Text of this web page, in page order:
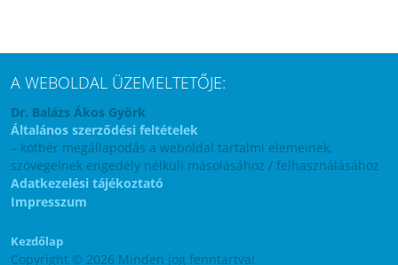
A WEBOLDAL ÜZEMELTETŐJE:
Dr. Balázs Ákos Györk
Általános szerződési feltételek
– kötbér megállapodás a weboldal tartalmi elemeinek,
szövegeinek engedély nélküli másolásához / felhasználásához
Adatkezelési tájékoztató
Impresszum
Kezdőlap
Copyright © 2026 Minden jog fenntartva!